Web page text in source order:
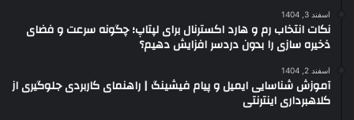
اسفند 3, 1404
نکات انتخاب رم و هارد اکسترنال برای لپتاپ؛ چگونه سرعت و فضای
ذخیره سازی را بدون دردسر افزایش دهیم؟
اسفند 2, 1404
آموزش شناسایی ایمیل و پیام فیشینگ | راهنمای کاربردی جلوگیری از
کلاهبرداری اینترنتی